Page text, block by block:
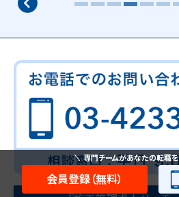
専門チームがあなたの転職
会員登録（無料）